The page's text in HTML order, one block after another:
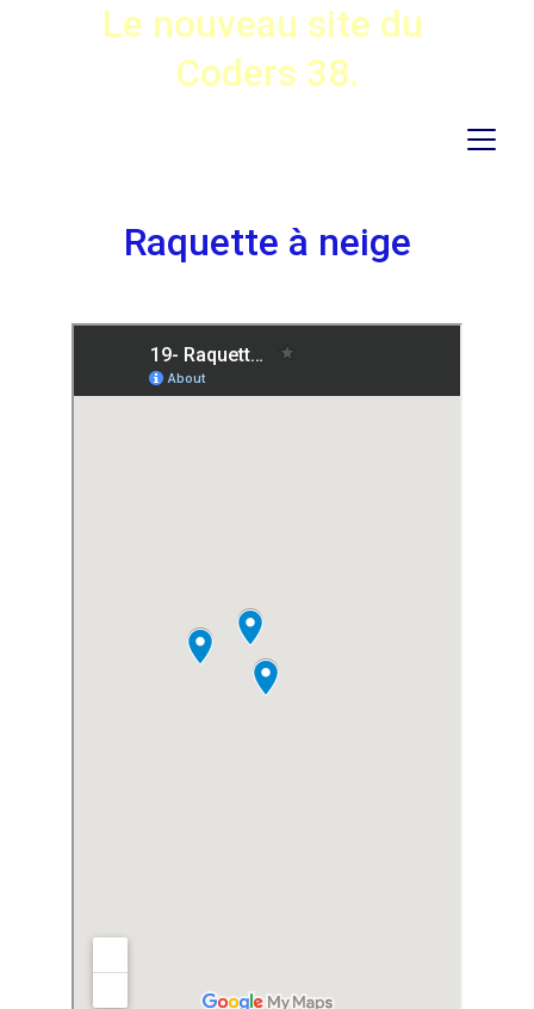
Le nouveau site du
Coders 38.
Raquette à neige